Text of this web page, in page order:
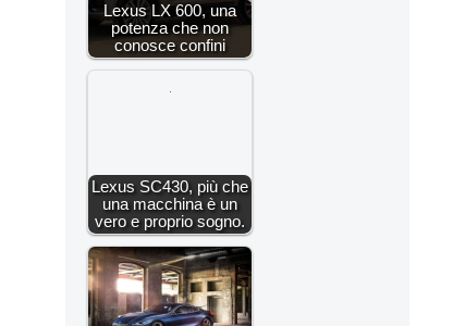
Lexus LX 600, una
potenza che non
conosce confini
Lexus SC430, più che
una macchina è un
vero e proprio sogno.